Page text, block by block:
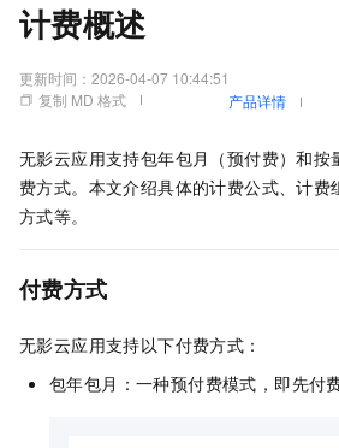
计费概述
更新时间： 2026-04-07 10:44:51
复制 MD 格式
产品详情
无影云应用支持包年包月（预付费）和按
费方式。本文介绍具体的计费公式、计
方式等。
付费方式
无影云应用支持以下付费方式：
包年包月：一种预付费模式，即先付